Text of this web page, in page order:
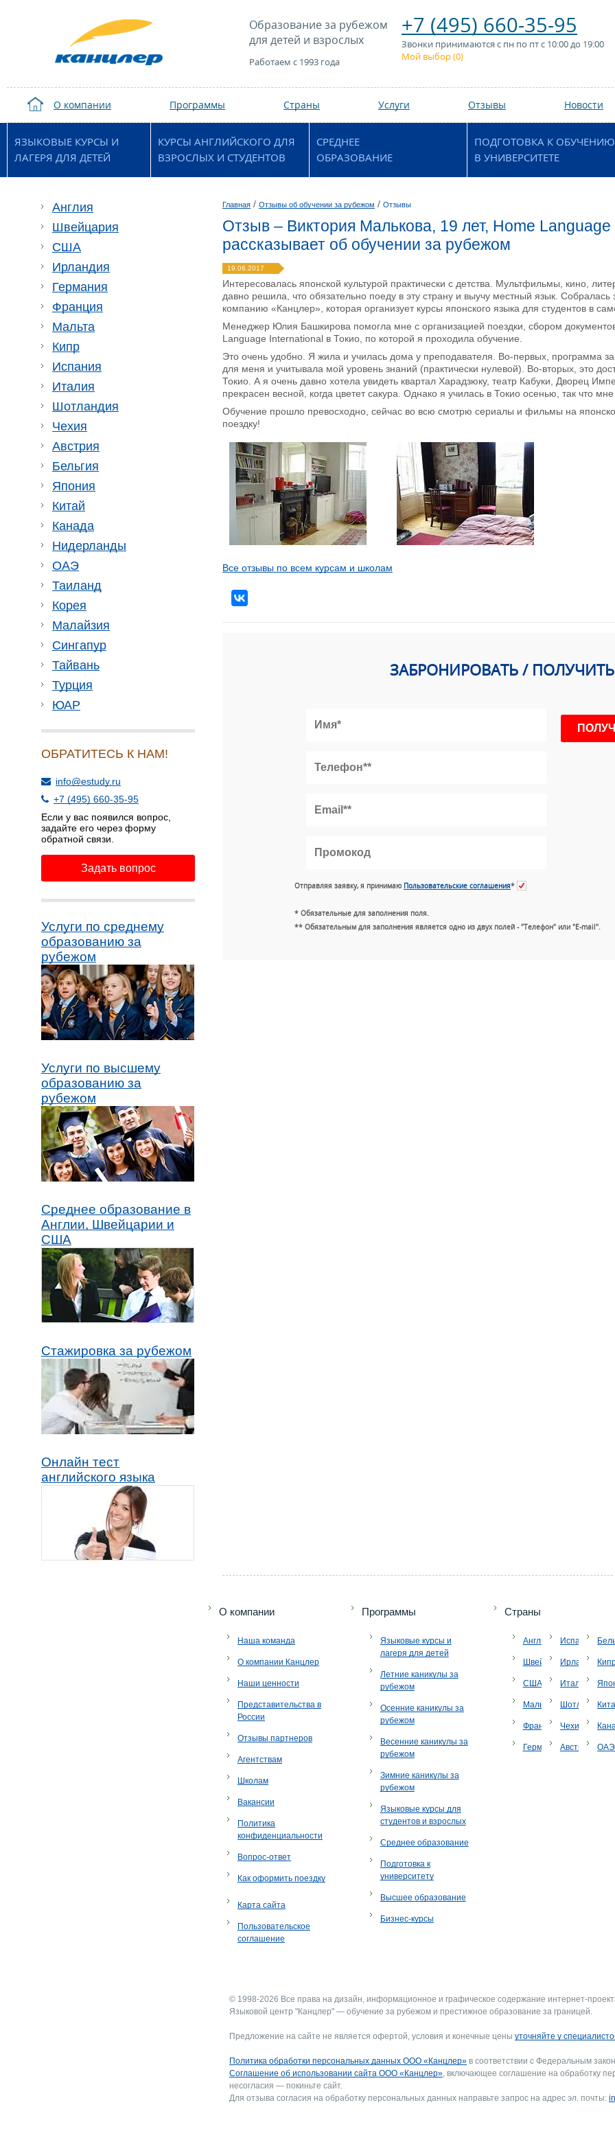
Образование за рубежом
для детей и взрослых
Работаем с 1993 года
+7 (495) 660-35-95
Звонки принимаются с пн по пт с 10:00 до 19:00
Мой выбор (0)
О компании Программы Страны Услуги Отзывы Новости
ЯЗЫКОВЫЕ КУРСЫ И
ЛАГЕРЯ ДЛЯ ДЕТЕЙ
КУРСЫ АНГЛИЙСКОГО ДЛЯ
ВЗРОСЛЫХ И СТУДЕНТОВ
СРЕДНЕЕ
ОБРАЗОВАНИЕ
ПОДГОТОВКА К ОБУЧЕНИЮ
В УНИВЕРСИТЕТЕ
Англия
Швейцария
США
Ирландия
Германия
Франция
Мальта
Кипр
Испания
Италия
Шотландия
Чехия
Австрия
Бельгия
Япония
Китай
Канада
Нидерланды
ОАЭ
Таиланд
Корея
Малайзия
Сингапур
Тайвань
Турция
ЮАР
ОБРАТИТЕСЬ К НАМ!
info@estudy.ru
+7 (495) 660-35-95
Если у вас появился вопрос,
задайте его через форму
обратной связи.
Задать вопрос
Услуги по среднему
образованию за
рубежом
Услуги по высшему
образованию за
рубежом
Среднее образование в
Англии, Швейцарии и
США
Стажировка за рубежом
Онлайн тест
английского языка
Главная / Отзывы об обучении за рубежом / Отзывы
Отзыв – Виктория Малькова, 19 лет, Home
рассказывает об обучении за рубежом
19.06.2017
Интересовалась японской культурой практически с детства. Мультфильмы, кино,
давно решила, что обязательно поеду в эту страну и выучу местный язык.
компанию «Канцлер», которая организует курсы японского языка для студентов в
Менеджер Юлия Башкирова помогла мне с организацией поездки, сбором
Language International в Токио, по которой я проходила обучение.
Это очень удобно. Я жила и училась дома у преподавателя. Во-первых, программа
для меня и учитывала мой уровень знаний (практически нулевой). Во-вторых, это
Токио. А я очень давно хотела увидеть квартал Харадзюку, театр Кабуки, Дворец
прекрасен весной, когда цветет сакура. Однако я училась в Токио осенью, так что мне
Обучение прошло превосходно, сейчас во всю смотрю сериалы и фильмы на
поездку!
Все отзывы по всем курсам и школам
ЗАБРОНИРОВАТЬ /
Отправляя заявку, я принимаю Пользовательские соглашения*
* Обязательные для заполнения поля.
** Обязательным для заполнения является одно из двух полей - "Телефон" или "E-mail".
O компании
Наша команда
О компании Канцлер
Наши ценности
Представительства в
России
Отзывы партнеров
Агентствам
Школам
Вакансии
Политика
конфиденциальности
Вопрос-ответ
Как оформить поездку
Карта сайта
Пользовательское
соглашение
Программы
Языковые курсы и
лагеря для детей
Летние каникулы за
рубежом
Осенние каникулы за
рубежом
Весенние каникулы за
рубежом
Зимние каникулы за
рубежом
Языковые курсы для
студентов и взрослых
Среднее образование
Подготовка к
университету
Высшее образование
Бизнес-курсы
Страны
Англия
Швейцария
США
Мальта
Франция
Германия
Испания
Ирландия
Италия
Шотландия
Чехия
Австрия
Кипр
ОАЭ
© 1998-2026 Все права на дизайн, информационное и графическое содержание интернет-
Языковой центр "Канцлер" — обучение за рубежом и престижное образование за границей.
Предложение на сайте не является офертой, условия и конечные цены уточняйте у
Политика обработки персональных данных ООО «Канцлер» в соответствии с Федеральным
Соглашение об использовании сайта ООО «Канцлер», включающее соглашение на обработку
несогласия — покиньте сайт.
Для отзыва согласия на обработку персональных данных направьте запрос на адрес эл. почты: